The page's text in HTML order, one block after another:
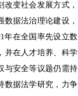
变社会发展方式，
据法治理论建设，
年在全国率先设立数
并在人才培养、科学
与安全等议题仍需持
数据法学研究，力争